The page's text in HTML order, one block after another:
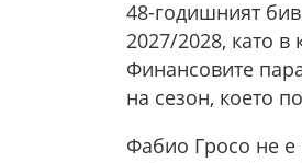
48-годишният
2027/2028, като
Финансовите
на сезон, което
Фабио Гросо не е